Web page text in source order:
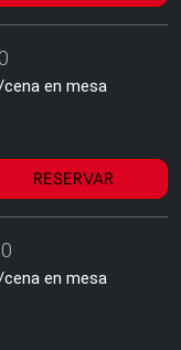
en mesa
RESERVAR
en mesa